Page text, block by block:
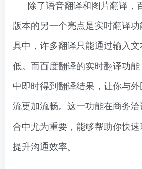
除了语音翻译和图片翻译，
版本的另一个亮点是实时翻译
具中，许多翻译只能通过输入
低。而百度翻译的实时翻译功
中即时得到翻译结果，让你与
流更加流畅。这一功能在商务
合中尤为重要，能够帮助你快速
提升沟通效率。